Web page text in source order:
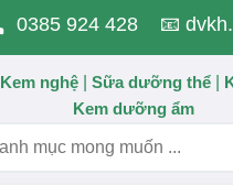
0385 924 428 📧
Kem nghệ Sữa dưỡng thể
Kem dưỡng ẩm